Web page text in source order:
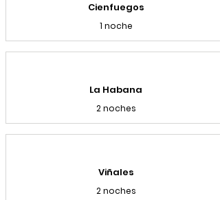
Cienfuegos
1 noche
La Habana
2 noches
Viñales
2 noches